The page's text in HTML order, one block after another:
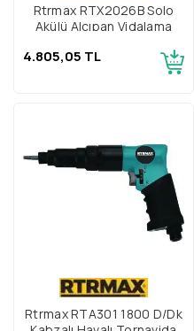
Rtrmax RTX2026B Solo
Akülü Alçıpan Vidalama
4.805,05 TL
Rtrmax RTA301 1800 D/Dk